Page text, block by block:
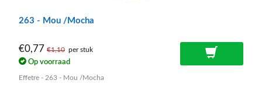
263 - Mou /Mocha
€0,77 €1,10 per stuk
Op voorraad
Effetre - 263 - Mou /Mocha